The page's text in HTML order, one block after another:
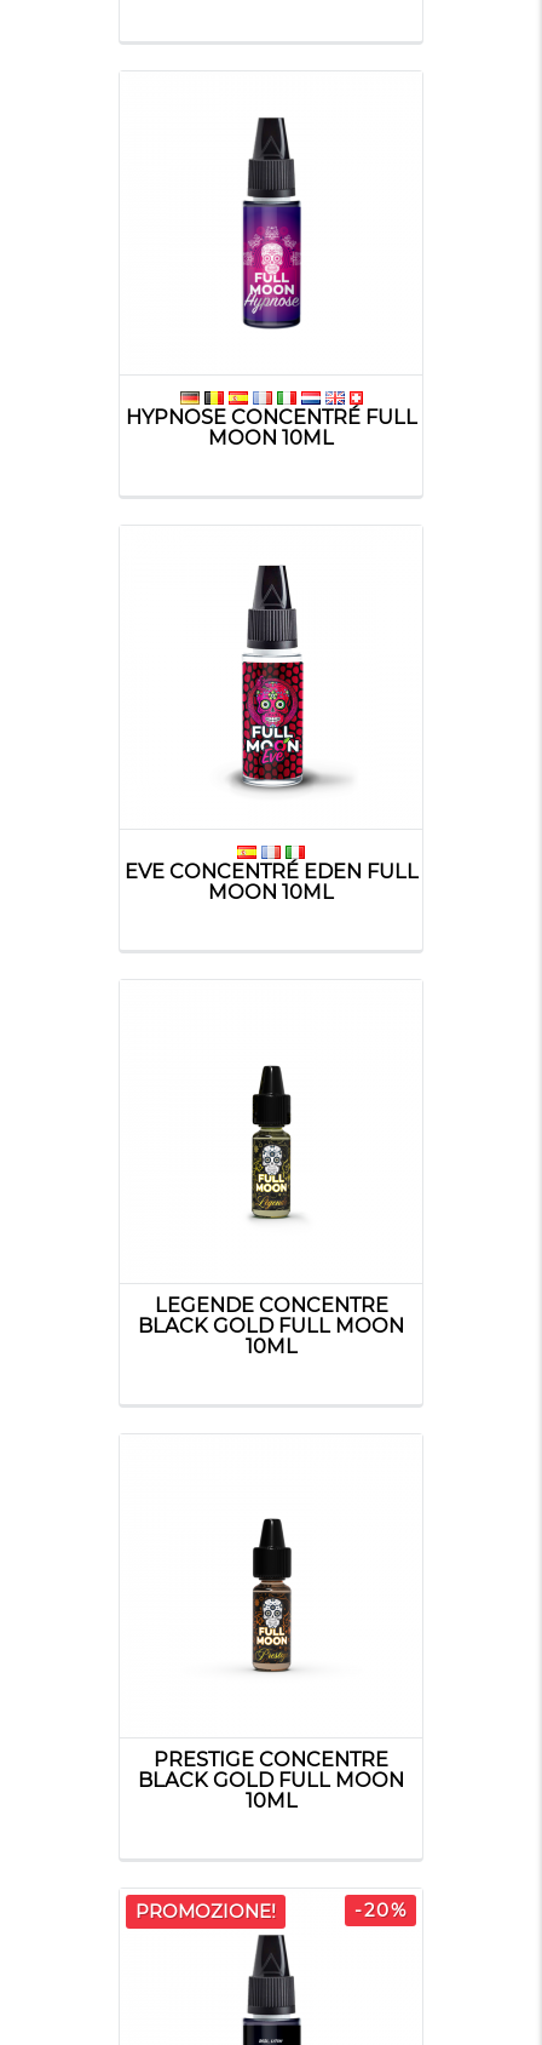
HYPNOSE CONCENTRÉ FULL
MOON 10ML
EVE CONCENTRÉ EDEN FULL
MOON 10ML
LEGENDE CONCENTRE
BLACK GOLD FULL MOON
10ML
PRESTIGE CONCENTRE
BLACK GOLD FULL MOON
10ML
PROMOZIONE! -20%